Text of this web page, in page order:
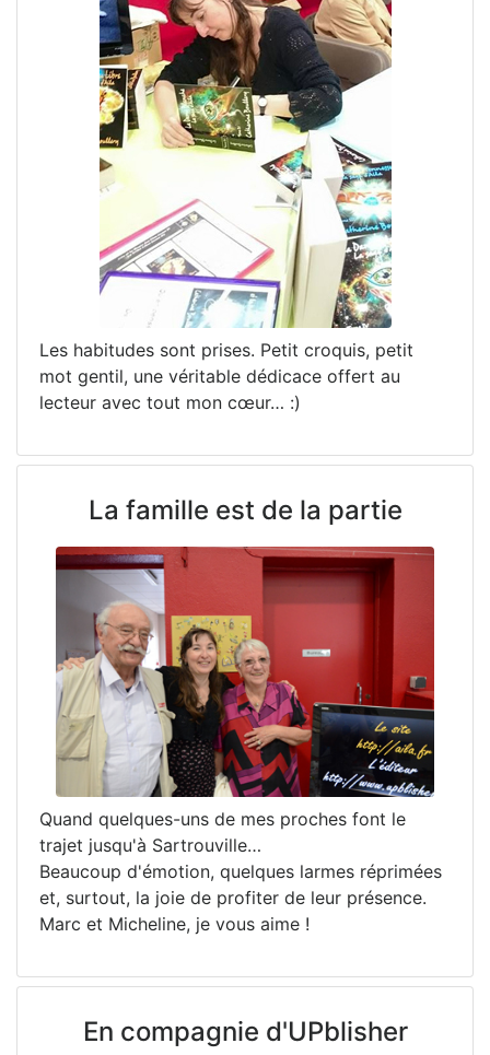
Les habitudes sont prises. Petit croquis, petit
mot gentil, une véritable dédicace offert au
lecteur avec tout mon cœur… :)
La famille est de la partie
Quand quelques-uns de mes proches font le
trajet jusqu'à Sartrouville…
Beaucoup d'émotion, quelques larmes réprimées
et, surtout, la joie de profiter de leur présence.
Marc et Micheline, je vous aime !
En compagnie d'UPblisher